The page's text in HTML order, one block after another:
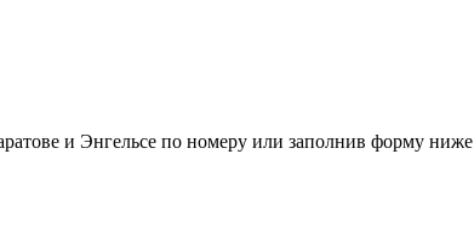
и Энгельсе по номеру или заполнив форму ниже